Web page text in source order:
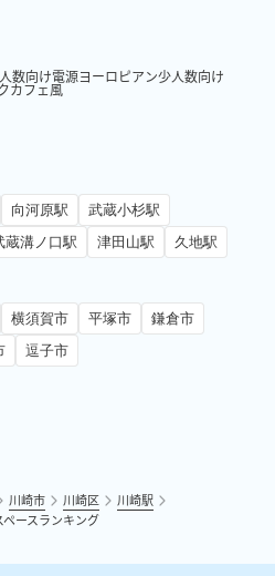
数向け電源ヨーロピアン少人数向け
カフェ風
向河原駅
武蔵小杉駅
蔵溝ノ口駅 津田山駅 久地駅
横須賀市 平塚市
鎌倉市
逗子市
川崎市 川崎区
川崎駅
ースランキング